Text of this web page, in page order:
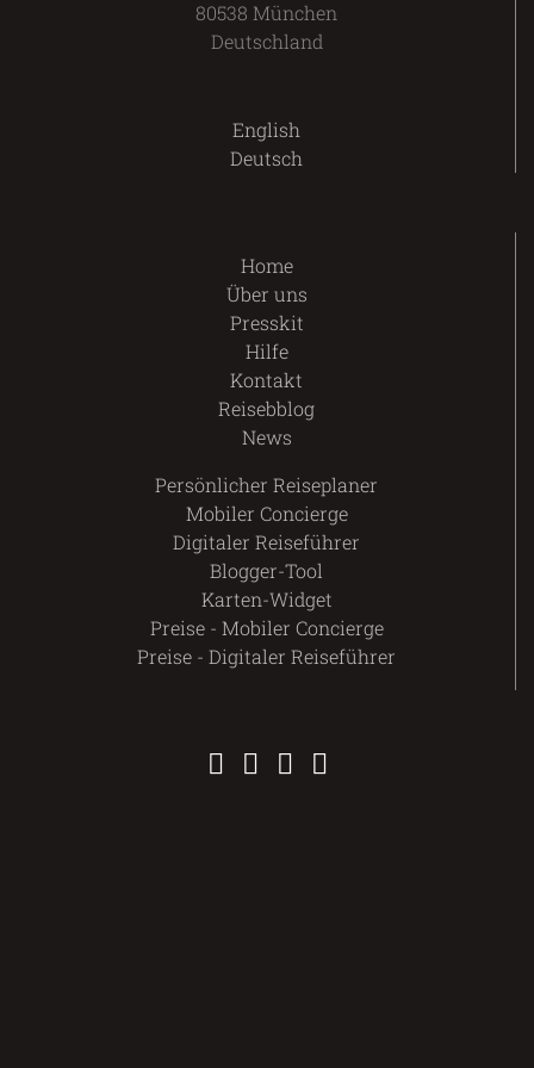
80538 München
Deutschland
English
Deutsch
Home
Über uns
Presskit
Hilfe
Kontakt
Reisebblog
News
Persönlicher Reiseplaner
Mobiler Concierge
Digitaler Reiseführer
Blogger-Tool
Karten-Widget
Preise - Mobiler Concierge
Preise - Digitaler Reiseführer